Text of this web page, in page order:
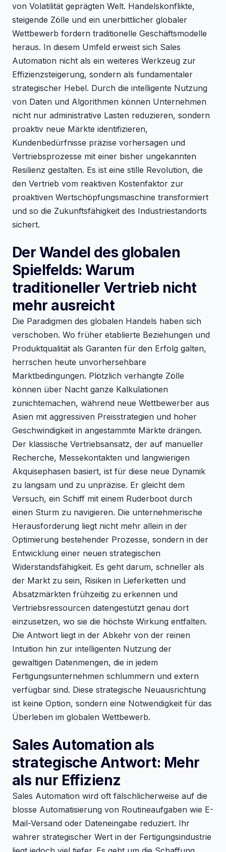
von Volatilität geprägten Welt. Handelskonflikte,
steigende Zölle und ein unerbittlicher globaler
Wettbewerb fordern traditionelle Geschäftsmodelle
heraus. In diesem Umfeld erweist sich Sales
Automation nicht als ein weiteres Werkzeug zur
Effizienzsteigerung, sondern als fundamentaler
strategischer Hebel. Durch die intelligente Nutzung
von Daten und Algorithmen können Unternehmen
nicht nur administrative Lasten reduzieren, sondern
proaktiv neue Märkte identifizieren,
Kundenbedürfnisse präzise vorhersagen und
Vertriebsprozesse mit einer bisher ungekannten
Resilienz gestalten. Es ist eine stille Revolution, die
den Vertrieb vom reaktiven Kostenfaktor zur
proaktiven Wertschöpfungsmaschine transformiert
und so die Zukunftsfähigkeit des Industriestandorts
sichert.
Der Wandel des globalen
Spielfelds: Warum
traditioneller Vertrieb nicht
mehr ausreicht
Die Paradigmen des globalen Handels haben sich
verschoben. Wo früher etablierte Beziehungen und
Produktqualität als Garanten für den Erfolg galten,
herrschen heute unvorhersehbare
Marktbedingungen. Plötzlich verhängte Zölle
können über Nacht ganze Kalkulationen
zunichtemachen, während neue Wettbewerber aus
Asien mit aggressiven Preisstrategien und hoher
Geschwindigkeit in angestammte Märkte drängen.
Der klassische Vertriebsansatz, der auf manueller
Recherche, Messekontakten und langwierigen
Akquisephasen basiert, ist für diese neue Dynamik
zu langsam und zu unpräzise. Er gleicht dem
Versuch, ein Schiff mit einem Ruderboot durch
einen Sturm zu navigieren. Die unternehmerische
Herausforderung liegt nicht mehr allein in der
Optimierung bestehender Prozesse, sondern in der
Entwicklung einer neuen strategischen
Widerstandsfähigkeit. Es geht darum, schneller als
der Markt zu sein, Risiken in Lieferketten und
Absatzmärkten frühzeitig zu erkennen und
Vertriebsressourcen datengestützt genau dort
einzusetzen, wo sie die höchste Wirkung entfalten.
Die Antwort liegt in der Abkehr von der reinen
Intuition hin zur intelligenten Nutzung der
gewaltigen Datenmengen, die in jedem
Fertigungsunternehmen schlummern und extern
verfügbar sind. Diese strategische Neuausrichtung
ist keine Option, sondern eine Notwendigkeit für das
Überleben im globalen Wettbewerb.
Sales Automation als
strategische Antwort: Mehr
als nur Effizienz
Sales Automation wird oft fälschlicherweise auf die
blosse Automatisierung von Routineaufgaben wie E-
Mail-Versand oder Dateneingabe reduziert. Ihr
wahrer strategischer Wert in der Fertigungsindustrie